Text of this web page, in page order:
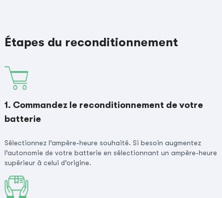
Étapes du reconditionnement
1. Commandez le reconditionnement de votre
batterie
Sélectionnez l’ampère-heure souhaité. Si besoin augmentez
l’autonomie de votre batterie en sélectionnant un ampère-heure
supérieur à celui d’origine.